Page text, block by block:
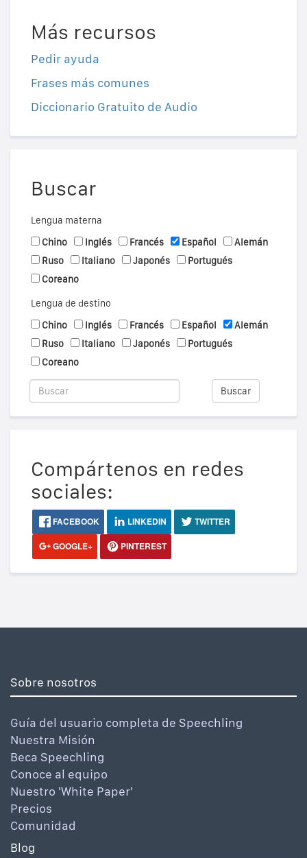
Más recursos
Pedir ayuda
Frases más comunes
Diccionario Gratuito de Audio
Buscar
Lengua materna
Chino
Inglés Francés Español
Alemán
Ruso
Italiano Japonés
Portugués
Coreano
Lengua de destino
Chino
Inglés Francés Español
Alemán
Ruso
Italiano Japonés
Portugués
Coreano
Buscar
Compártenos en redes
sociales:
FACEBOOK LINKEDIN
TWITTER
GOOGLE+
PINTEREST
Sobre nosotros
Guía del usuario completa de Speechling
Nuestra Misión
Beca Speechling
Conoce al equipo
Nuestro 'White Paper'
Precios
Comunidad
Blog